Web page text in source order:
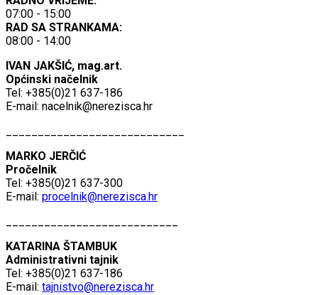
07:00 - 15:00
RAD SA STRANKAMA:
08:00 - 14:00
IVAN JAKŠIĆ, mag.art.
Općinski načelnik
Tel: +385(0)21 637-186
E-mail: nacelnik@nerezisca.hr
MARKO JERČIĆ
Pročelnik
Tel: +385(0)21 637-300
E-mail: procelnik@nerezisca.hr
KATARINA ŠTAMBUK
Administrativni tajnik
Tel: +385(0)21 637-186
E-mail: tajnistvo@nerezisca.hr